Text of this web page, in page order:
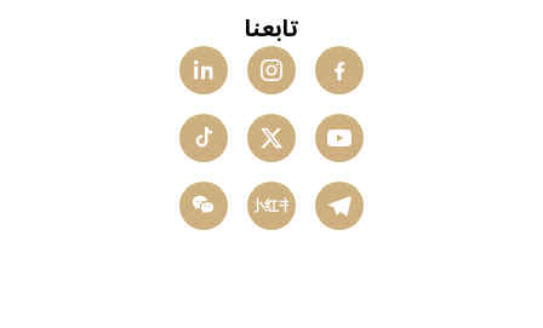
تابعنا
小红书